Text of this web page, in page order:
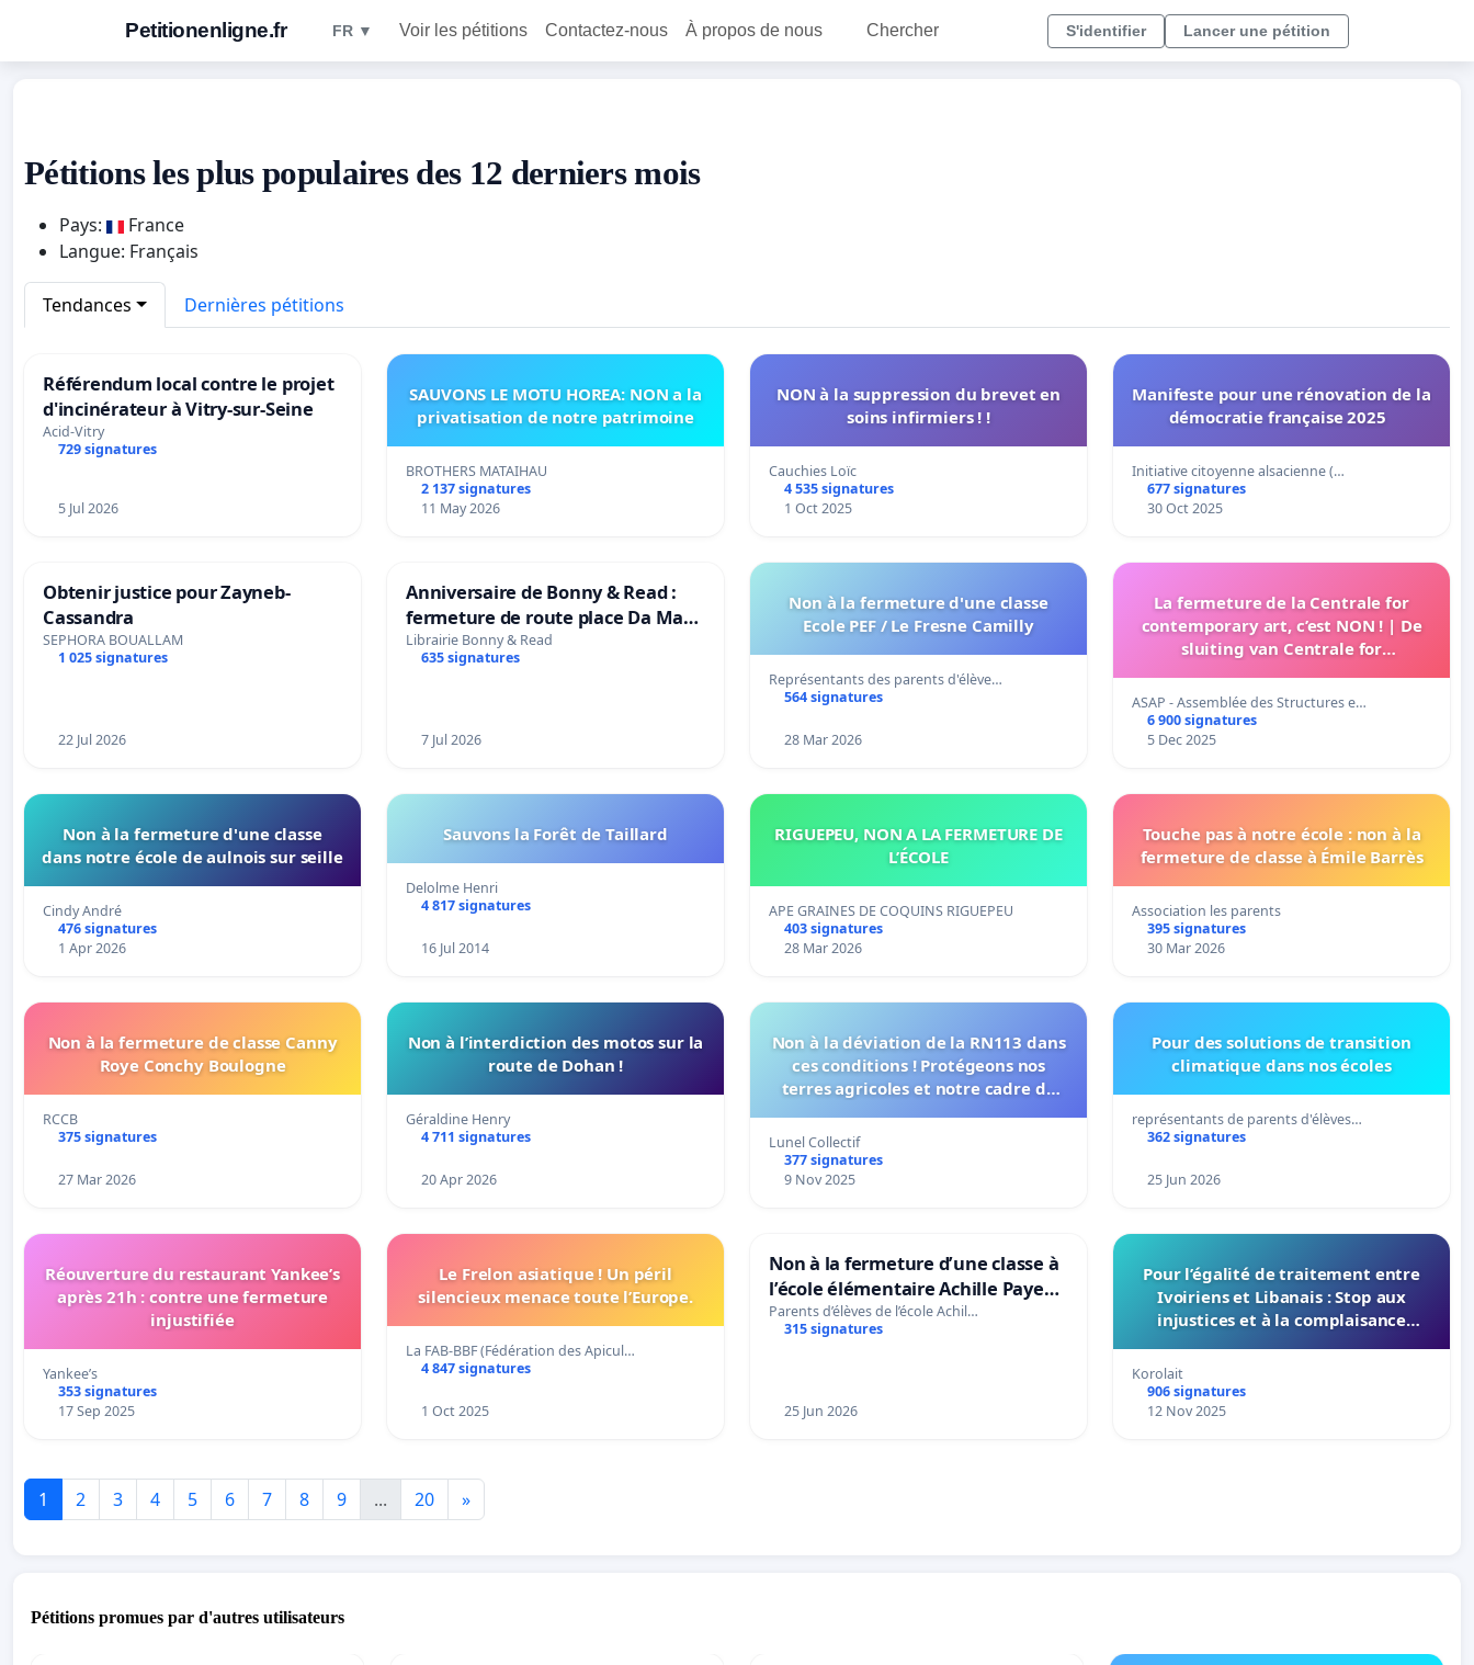
Petitionenligne.fr FR ▼ Voir les pétitions Contactez-nous À propos de nous Chercher S'identifier Lancer une pétition
Pétitions les plus populaires des 12 derniers mois
Pays:
France
Langue: Français
Tendances Dernières pétitions
Référendum local contre le projet
d'incinérateur à Vitry-sur-Seine
Acid-Vitry
729 signatures
5 Jul 2026
SAUVONS LE MOTU HOREA: NON a la
privatisation de notre patrimoine
BROTHERS MATAIHAU
2 137 signatures
11 May 2026
NON à la suppression du brevet en
soins infirmiers ! !
Cauchies Loïc
4 535 signatures
1 Oct 2025
Manifeste pour une rénovation de la
démocratie française 2025
Initiative citoyenne alsacienne (…
677 signatures
30 Oct 2025
Obtenir justice pour Zayneb-
Cassandra
SEPHORA BOUALLAM
1 025 signatures
22 Jul 2026
Anniversaire de Bonny & Read :
fermeture de route place Da Maya
M
Librairie Bonny & Read
635 signatures
7 Jul 2026
Non à la fermeture d'une classe
Ecole PEF / Le Fresne Camilly
Représentants des parents d'élève…
564 signatures
28 Mar 2026
La fermeture de la Centrale for
contemporary art, c’est NON ! | De
sluiting van Centrale for
the closure of Centrale for
Contemporary Art!
ASAP - Assemblée des Structures e…
6 900 signatures
5 Dec 2025
Non à la fermeture d'une classe
dans notre école de aulnois sur seille
Cindy André
476 signatures
1 Apr 2026
Sauvons la Forêt de Taillard
Delolme Henri
4 817 signatures
16 Jul 2014
RIGUEPEU, NON A LA FERMETURE DE
L’ÉCOLE
APE GRAINES DE COQUINS RIGUEPEU
403 signatures
28 Mar 2026
Touche pas à notre école : non à la
fermeture de classe à Émile Barrès
Association les parents
395 signatures
30 Mar 2026
Non à la fermeture de classe Canny
Roye Conchy Boulogne
RCCB
375 signatures
27 Mar 2026
Non à l’interdiction des motos sur la
route de Dohan !
Géraldine Henry
4 711 signatures
20 Apr 2026
Non à la déviation de la RN113 dans
ces conditions ! Protégeons nos
terres agricoles et notre cadre de
Lunel Collectif
377 signatures
9 Nov 2025
Pour des solutions de transition
climatique dans nos écoles
représentants de parents d'élèves…
362 signatures
25 Jun 2026
Réouverture du restaurant Yankee’s
après 21h : contre une fermeture
injustifiée
Yankee’s
353 signatures
17 Sep 2025
Le Frelon asiatique ! Un péril
silencieux menace toute l’Europe.
La FAB-BBF (Fédération des Apicul…
4 847 signatures
1 Oct 2025
Non à la fermeture d’une classe à
l’école élémentaire Achille Payeur
de Sainte-Savine
Parents d’élèves de l’école Achil…
315 signatures
25 Jun 2026
Pour l’égalité de traitement entre
Ivoiriens et Libanais : Stop aux
injustices et à la complaisance
Korolait
906 signatures
12 Nov 2025
1 2 3 4 5 6 7 8 9 ... 20 »
Pétitions promues par d'autres utilisateurs